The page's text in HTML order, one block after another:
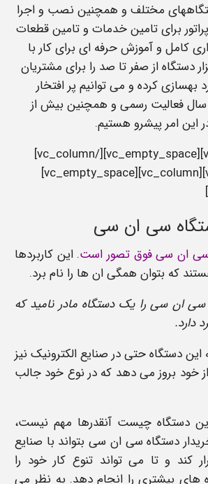
مختلف و همچنین نصب و اجرا
برای تامین خدمات و تامین قطعات
کامل و آموزش حرفه ای برای کار با
دستگاه از صفر تا صد را برای مشتریان
بهسازی کرده و می توانیم پر افتخار
سال فعالیت رسمی و همچنین بیش از
[/vc_column_text][vc_empty_space][/vc_column]
[/vc_row][vc_row][vc_column][vc_empty_space]
سی ان سی
سی ان سی فوق تصور است. این کاربردها
که بتوان همگی ان ها را نام برد.
سی ان سی را یک دستگاه مادر نامید که
دارد.
دستگاه حتی در صنایع الکترونیک نیز
خود بروز می دهد که در نوع خود جالب
دستگاه چیست آنقدرها مهم نیست،
دستگاه سی ان سی بتواند با صنایع
کند و تا می تواند تنوع کار خود را
های بیشتری را انجام دهد. به نظر می